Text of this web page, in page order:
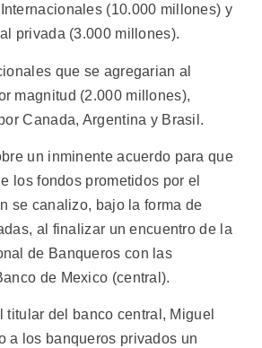
(10.000 millones) y
privada (3.000 millones).
que se agregarian al
magnitud (2.000 millones),
Canada, Argentina y Brasil.
un inminente acuerdo para que
los fondos prometidos por el
se canalizo, bajo la forma de
al finalizar un encuentro de la
de Banqueros con las
de Mexico (central).
titular del banco central, Miguel
a los banqueros privados un